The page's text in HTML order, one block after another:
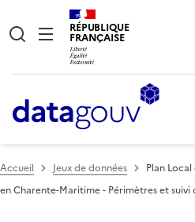
RÉPUBLIQUE
FRANÇAISE
Accueil Jeux de données
Plan
en Charente-Maritime - Périmètres et suivi